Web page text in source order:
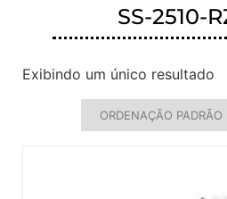
SS-2510-
Exibindo um único resultado